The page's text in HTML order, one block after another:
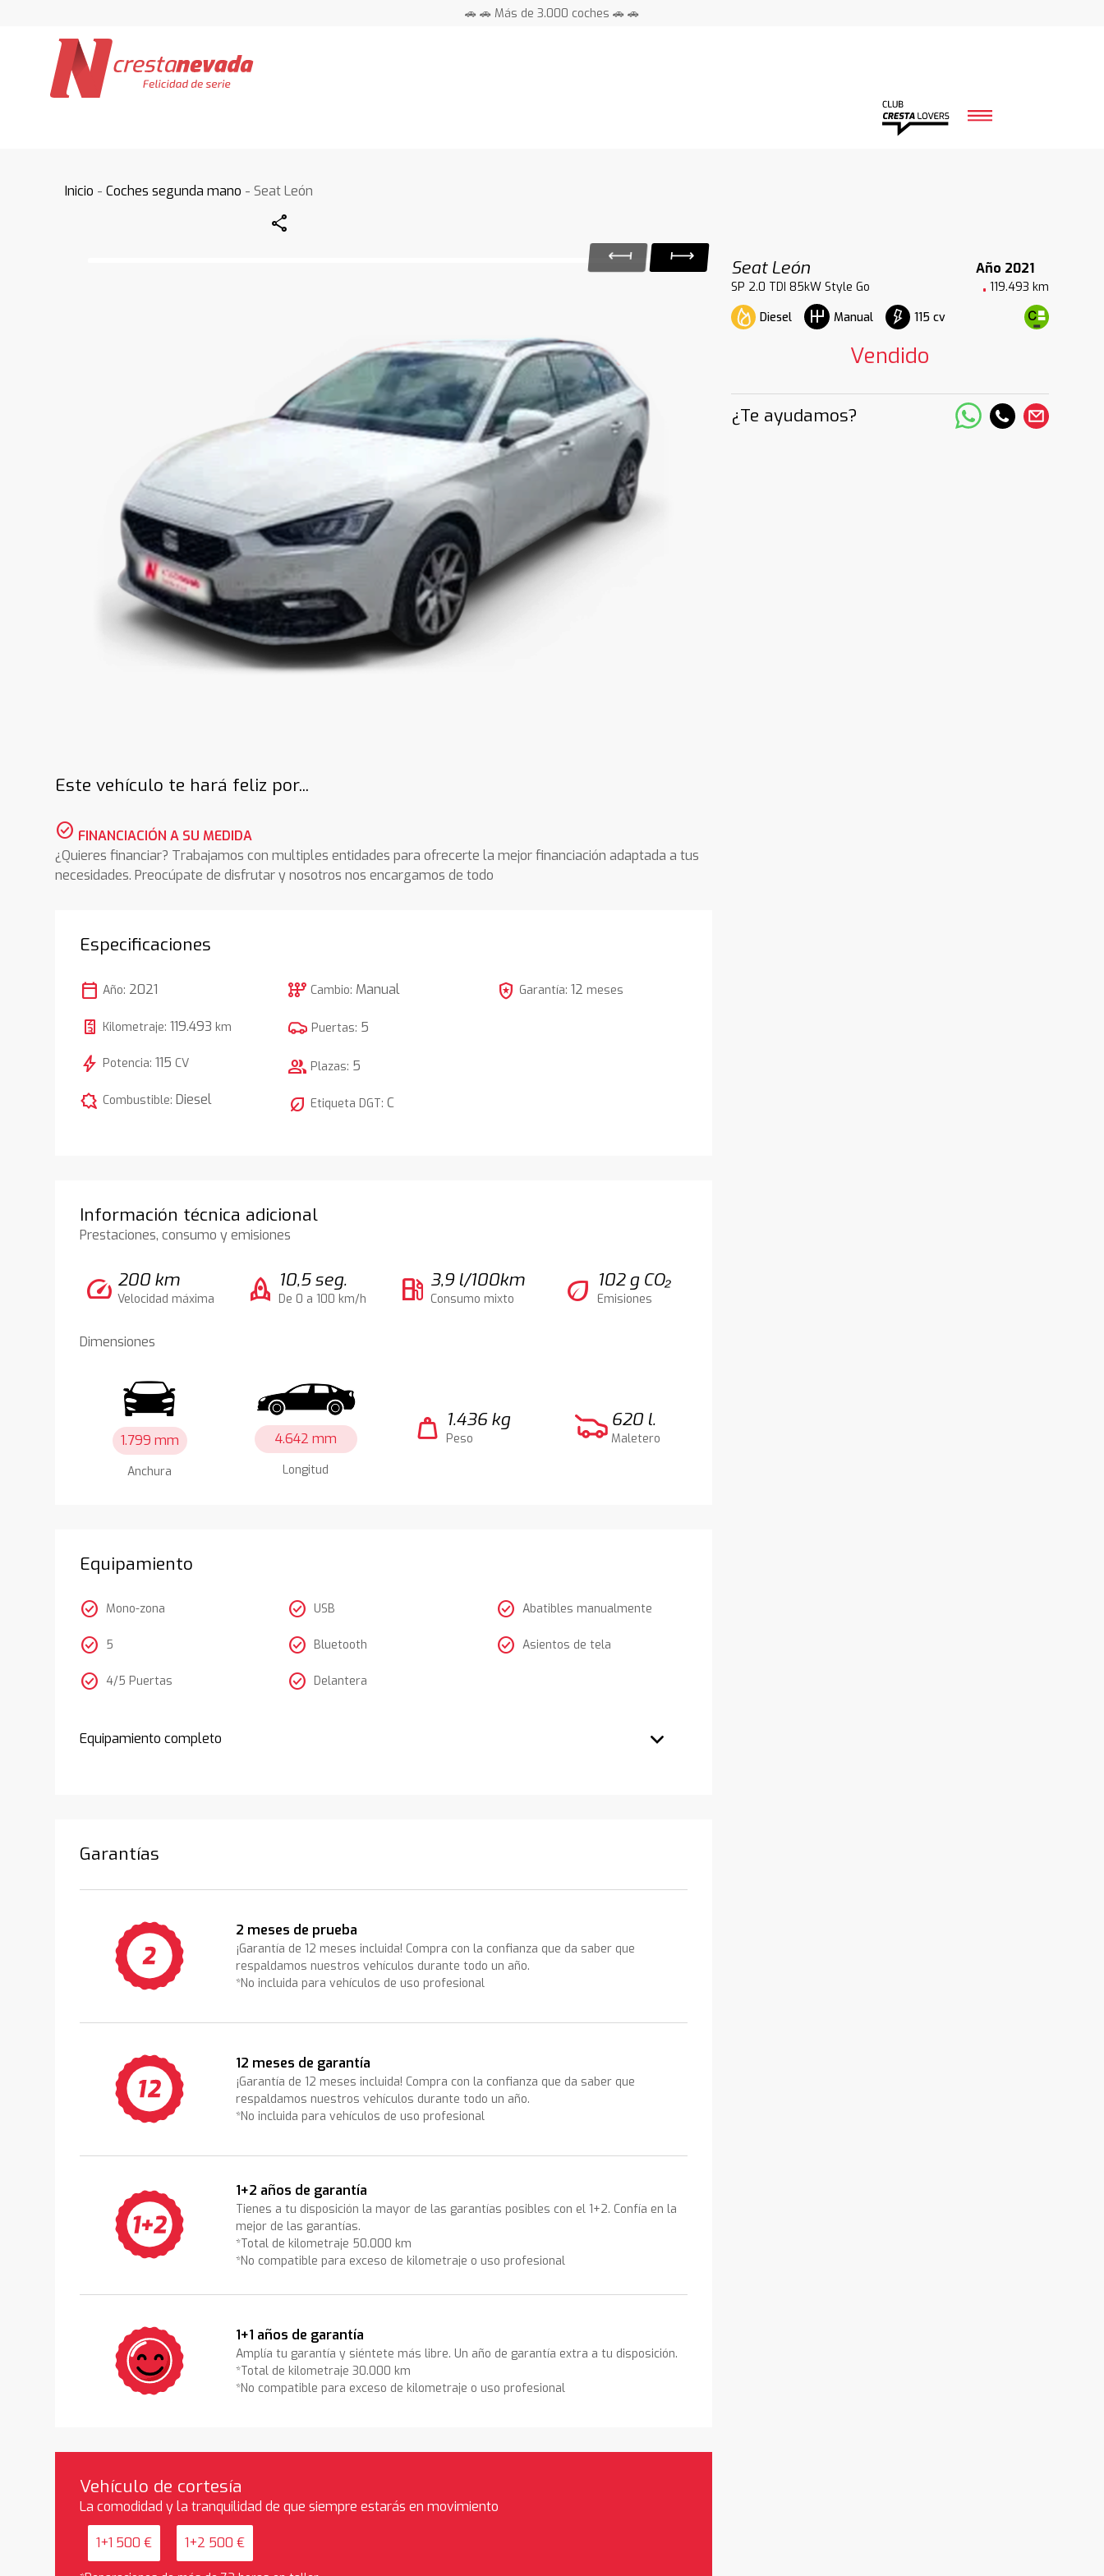
🚗 🚗 Más de 3.000 coches 🚗 🚗
Inicio -Coches segunda mano - Seat León
Share
Seat León
Año 2021
SP 2.0 TDI 85kW Style Go
119.493 km
Diesel
Manual 115 cv
Vendido
¿Te ayudamos?
Este vehículo te hará feliz por...
check_circle FINANCIACIÓN A SU MEDIDA
¿Quieres financiar? Trabajamos con multiples entidades para ofrecerte la mejor financiación adaptada a tus
necesidades. Preocúpate de disfrutar y nosotros nos encargamos de todo
Especificaciones
calendar_today Año: 2021
Kilometraje:119.493 km
bolt Potencia:115 CV
comic_bubble Combustible:Diesel
auto_transmission Cambio: Manual
Puertas: 5
group Plazas: 5
nest_eco_leaf Etiqueta DGT:C
local_police Garantía: 12 meses
Información técnica adicional
Prestaciones, consumo y emisiones
speed 200 km
Velocidad máxima rocket 10,5 seg.
De 0 a 100 km/h local_gas_station 3,9 l/100km
Consumo mixto eco 102 g CO₂
Emisiones
Dimensiones
1.799 mm
Anchura
4.642 mm
Longitud
weight 1.436 kg
Peso
620 l.
Maletero
Equipamiento
check_circle Mono-zona
check_circle 5
check_circle 4/5 Puertas
check_circle USB
check_circle Bluetooth
check_circle Delantera
check_circle Abatibles manualmente
check_circle Asientos de tela
Equipamiento completo
Garantías
2 meses de prueba
¡Garantía de 12 meses incluida! Compra con la confianza que da saber que
respaldamos nuestros vehículos durante todo un año.
*No incluida para vehículos de uso profesional
12 meses de garantía
¡Garantía de 12 meses incluida! Compra con la confianza que da saber que
respaldamos nuestros vehículos durante todo un año.
*No incluida para vehículos de uso profesional
1+2 años de garantía
Tienes a tu disposición la mayor de las garantías posibles con el 1+2. Confía en la
mejor de las garantías.
*Total de kilometraje 50.000 km
*No compatible para exceso de kilometraje o uso profesional
1+1 años de garantía
Amplía tu garantía y siéntete más libre. Un año de garantía extra a tu disposición.
*Total de kilometraje 30.000 km
*No compatible para exceso de kilometraje o uso profesional
Vehículo de cortesía
La comodidad y la tranquilidad de que siempre estarás en movimiento
1+1 500 € 1+2 500 €